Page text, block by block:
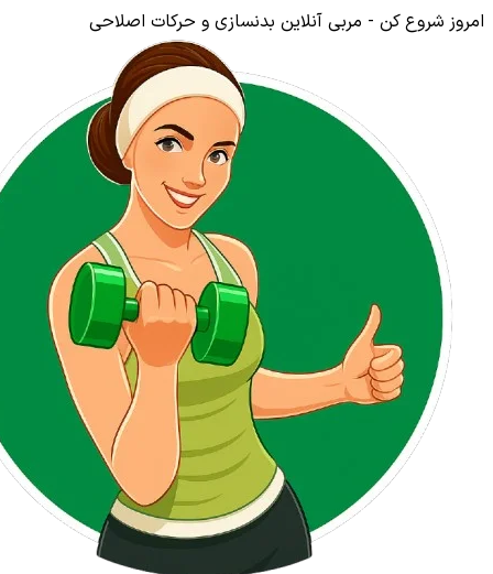
امروز شروع کن - مربی آنلاین بدنسازی و حرکات اصلاحی